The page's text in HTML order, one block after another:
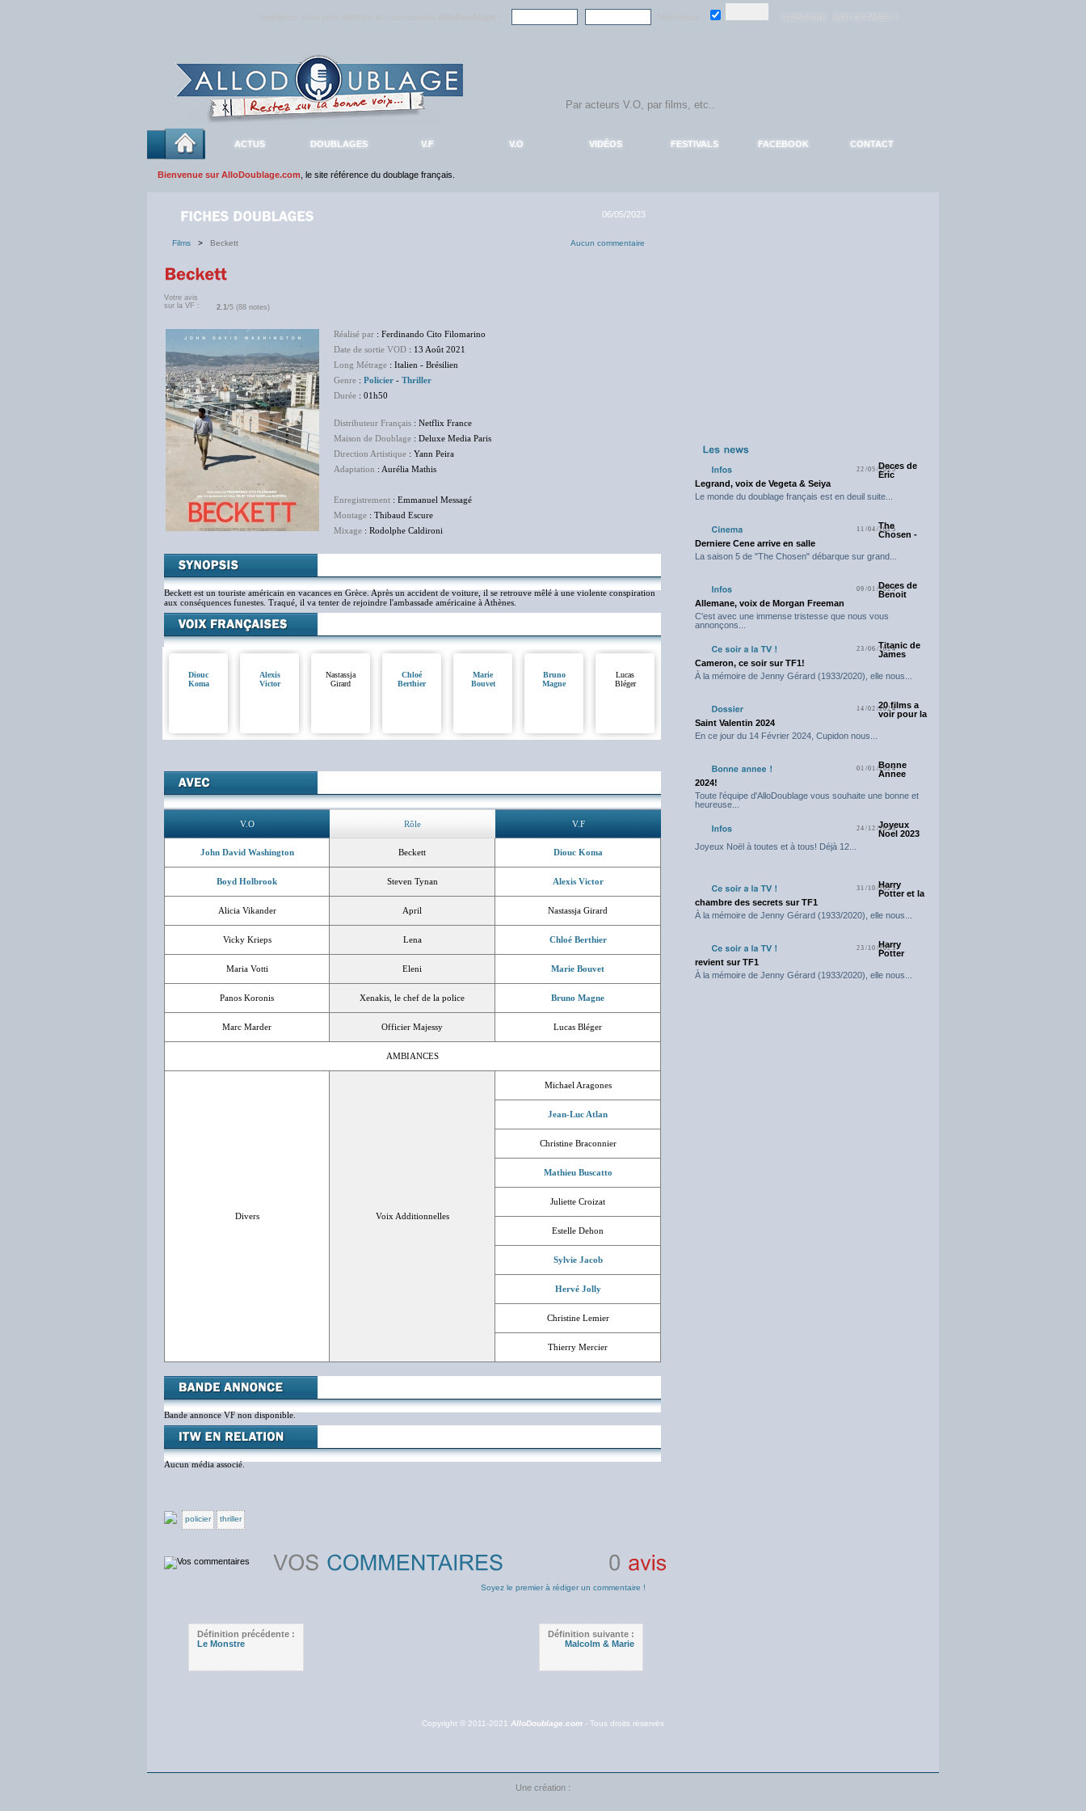
ACTUS DOUBLAGES V.F V.O VIDÉOS FESTIVALS FACEBOOK CONTACT
Bienvenue sur AlloDoublage.com , le site référence du doublage français.
06/05/2023
Films > Beckett Aucun commentaire
Votre avis
sur la VF :
2.1/5 (88 notes)
Réalisé par : Ferdinando Cito Filomarino
Date de sortie VOD : 13 Août 2021
Long Métrage : Italien - Brésilien
Genre : Policier - Thriller
Durée : 01h50
Distributeur Français : Netflix France
Maison de Doublage : Deluxe Media Paris
Direction Artistique : Yann Peira
Adaptation : Aurélia Mathis
Enregistrement : Emmanuel Messagé
Montage : Thibaud Escure
Mixage : Rodolphe Caldironi
Beckett est un touriste américain en vacances en Grèce. Après un accident de voiture, il se retrouve mêlé à une violente conspiration
aux conséquences funestes. Traqué, il va tenter de rejoindre l'ambassade américaine à Athènes.
Diouc
Koma
Alexis
Victor
Nastassja
Girard
Chloé
Berthier
Marie
Bouvet
Bruno
Magne
Lucas
Bléger
V.O Rôle V.F
John David Washington Beckett Diouc Koma
Boyd Holbrook Steven Tynan Alexis Victor
Alicia Vikander April Nastassja Girard
Vicky Krieps Lena Chloé Berthier
Maria Votti Eleni Marie Bouvet
Panos Koronis Xenakis, le chef de la police Bruno Magne
Marc Marder Officier Majessy Lucas Bléger
AMBIANCES
Divers Voix Additionnelles
Michael Aragones
Jean-Luc Atlan
Christine Braconnier
Mathieu Buscatto
Juliette Croizat
Estelle Dehon
Sylvie Jacob
Hervé Jolly
Christine Lemier
Thierry Mercier
Bande annonce VF non disponible.
Aucun média associé.
policier thriller
Soyez le premier à rédiger un commentaire !
Définition précédente :
Le Monstre
Définition suivante :
Malcolm & Marie
22/05/2025Deces de
Eric
Legrand, voix de Vegeta & Seiya
Le monde du doublage français est en deuil suite...
11/04/2025
The
Chosen -
Derniere Cene arrive en salle
La saison 5 de "The Chosen" débarque sur grand...
09/01/2025Deces de
Benoit
Allemane, voix de Morgan Freeman
C'est avec une immense tristesse que nous vous
annonçons...
23/06/2024Titanic de
James
Cameron, ce soir sur TF1!
À la mémoire de Jenny Gérard (1933/2020), elle nous...
14/02/202420 films a
voir pour la
Saint Valentin 2024
En ce jour du 14 Février 2024, Cupidon nous...
01/01/2024
Bonne
Annee
2024!
Toute l'équipe d'AlloDoublage vous souhaite une bonne et
heureuse...
24/12/2023
Joyeux
Noel 2023
Joyeux Noël à toutes et à tous! Déjà 12...
31/10/2023
Harry
Potter et la
chambre des secrets sur TF1
À la mémoire de Jenny Gérard (1933/2020), elle nous...
23/10/2023
Harry
Potter
revient sur TF1
À la mémoire de Jenny Gérard (1933/2020), elle nous...
Copyright © 2011-2021 AlloDoublage.com - Tous droits réservés
Une création :